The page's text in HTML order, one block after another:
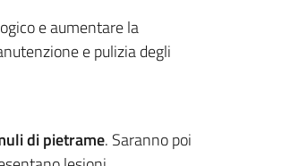
e aumentare la
e pulizia degli
di pietrame. Saranno poi